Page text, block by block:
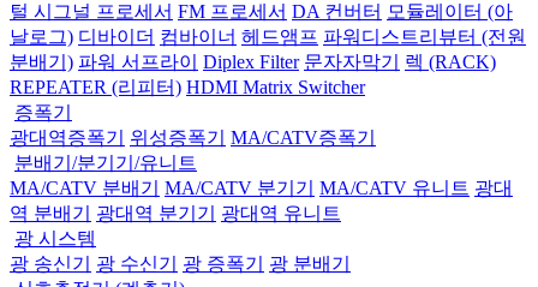
털 시그널 프로세서 FM 프로세서 DA 컨버터 모듈레이터 (아
날로그) 디바이더 컴바이너 헤드앰프 파워디스트리뷰터 (전원
분배기) 파워 서프라이 Diplex Filter 문자자막기
렉 (RACK)
REPEATER (리피터) HDMI Matrix Switcher
증폭기
광대역증폭기
위성증폭기
MA/CATV증폭기
분배기/분기기/유니트
MA/CATV 분배기
MA/CATV 분기기 MA/CATV 유니트 광대
역 분배기
광대역 분기기
광대역 유니트
광 시스템
광 송신기
광 수신기 광 증폭기
광 분배기